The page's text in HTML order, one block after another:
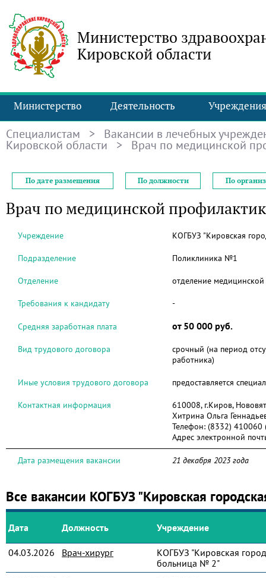
Министерство
Кировской области
Министерство Деятельность Учреждения
Специалистам > Вакансии в лечебных
Кировской области > Врач по медицинской
По дате размещения По должности По
Врач по медицинской
Учреждение КОГБУЗ "Кировская
Подразделение Поликлиника №1
Отделение отделение
Требования к кандидату -
Средняя заработная плата от 50 000 руб.
Вид трудового договора
срочный (на период
работника)
Иные условия трудового договора предоставляется
Контактная информация
610008, г.Киров,
Хитрина Ольга
Телефон: (8332) 410060
Адрес электронной
Дата размещения вакансии 21 декабря 2023 года
Все вакансии КОГБУЗ "Кировская
Дата Должность Учреждение
04.03.2026 Врач-хирург
КОГБУЗ "Кировская
больница № 2"